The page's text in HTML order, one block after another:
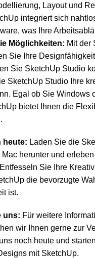
Layout und
integriert sich
was Ihre
Möglichkeiten: Mit der
Sie Ihre
Sie SketchUp Studio
SketchUp Studio Ihre
Egal ob Sie Windows
bietet Ihnen die
heute: Laden Sie die
herunter und
Sie Ihre
die bevorzugte
ist.
uns: Für weitere
wir Ihnen gerne zur
noch heute und
mit SketchUp.